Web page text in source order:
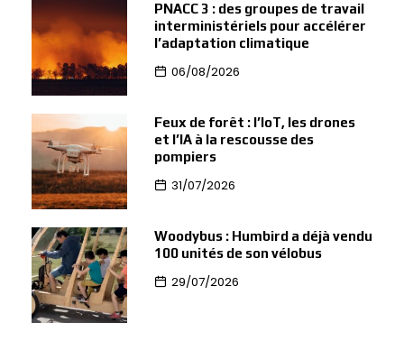
PNACC 3 : des groupes de travail
interministériels pour accélérer
l’adaptation climatique
06/08/2026
Feux de forêt : l’IoT, les drones
et l’IA à la rescousse des
pompiers
31/07/2026
Woodybus : Humbird a déjà vendu
100 unités de son vélobus
29/07/2026